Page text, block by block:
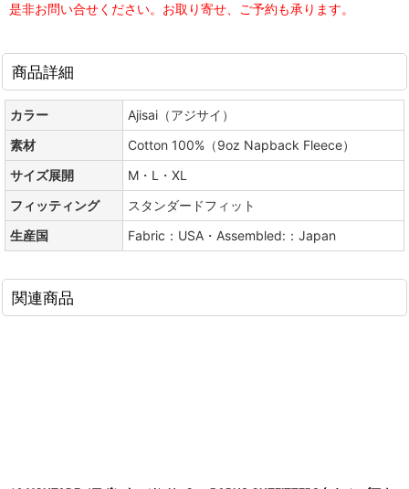
是非お問い合せください。お取り寄せ、ご予約も承ります。
商品詳細
カラー
Ajisai（アジサイ）
素材
Cotton 100%（9oz Napback Fleece）
サイズ展開
M・L・XL
フィッティング
スタンダードフィット
生産国
Fabric：USA・Assembled:：Japan
関連商品